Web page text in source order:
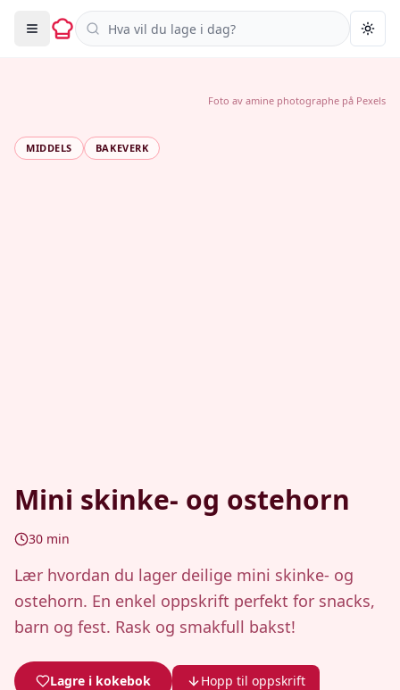
Søk i oppskrifter
MIDDELS BAKEVERK
Mini skinke- og ostehorn
30 min
Lær hvordan du lager deilige mini skinke- og
ostehorn. En enkel oppskrift perfekt for snacks,
barn og fest. Rask og smakfull bakst!
Lagre i kokebok Hopp til oppskrift
Foto av amine photographe på Pexels